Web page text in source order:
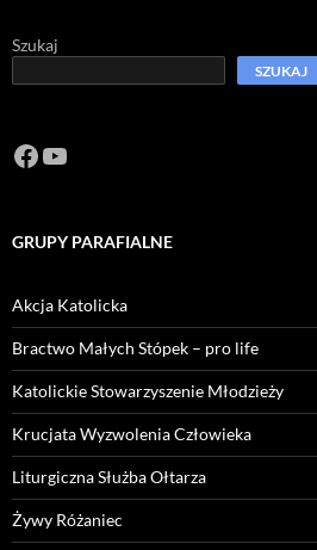
Szukaj
SZUKAJ
Facebook
https://
GRUPY PARAFIALNE
Akcja Katolicka
Bractwo Małych Stópek – pro life
Katolickie Stowarzyszenie Młodzieży
Krucjata Wyzwolenia Człowieka
Liturgiczna Służba Ołtarza
Żywy Różaniec